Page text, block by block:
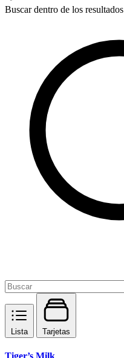
Buscar dentro de los resultados
Lista Tarjetas
Tiger’s Milk